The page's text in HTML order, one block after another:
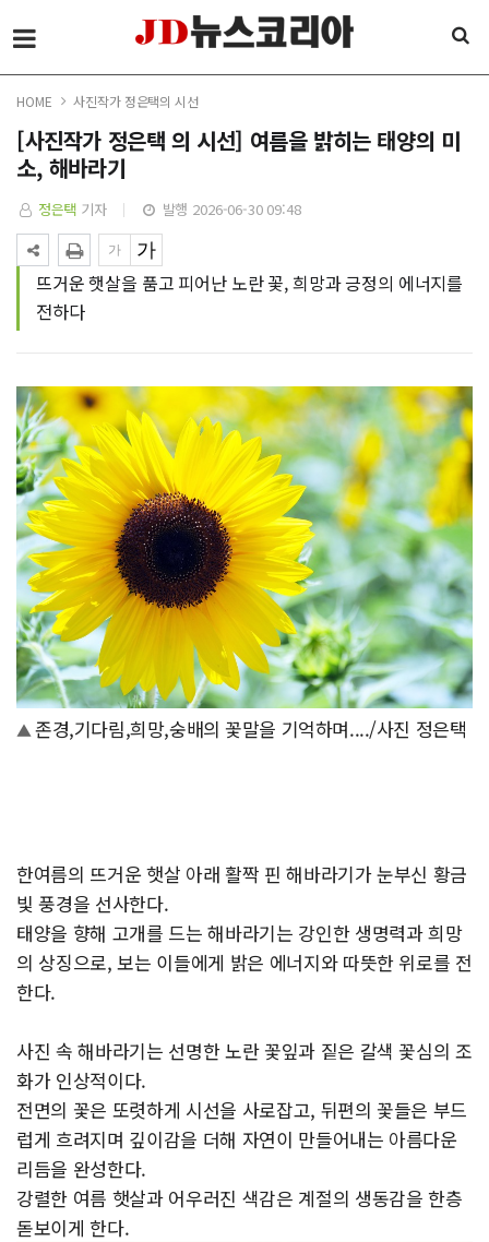
HOME 사진작가 정은택의 시선
[사진작가 정은택 의 시선] 여름을 밝히는 태양의 미
소, 해바라기
정은택 기자 발행 2026-06-30 09:48
뜨거운 햇살을 품고 피어난 노란 꽃, 희망과 긍정의 에너지를
전하다
▲존경,기다림,희망,숭배의 꽃말을 기억하며..../사진 정은택
한여름의 뜨거운 햇살 아래 활짝 핀 해바라기가 눈부신 황금
빛 풍경을 선사한다.
태양을 향해 고개를 드는 해바라기는 강인한 생명력과 희망
의 상징으로, 보는 이들에게 밝은 에너지와 따뜻한 위로를 전
한다.
사진 속 해바라기는 선명한 노란 꽃잎과 짙은 갈색 꽃심의 조
화가 인상적이다.
전면의 꽃은 또렷하게 시선을 사로잡고, 뒤편의 꽃들은 부드
럽게 흐려지며 깊이감을 더해 자연이 만들어내는 아름다운
리듬을 완성한다.
강렬한 여름 햇살과 어우러진 색감은 계절의 생동감을 한층
돋보이게 한다.